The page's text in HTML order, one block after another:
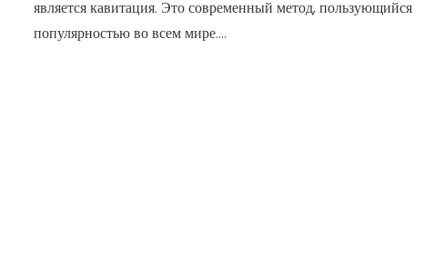
является кавитация. Это современный метод, пользующийся
популярностью во всем мире....